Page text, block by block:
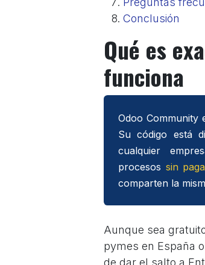
Conclusión
Qué es
funciona
Odoo Community
Su código está
cualquier
procesos sin
comparten la
Aunque sea
pymes en España